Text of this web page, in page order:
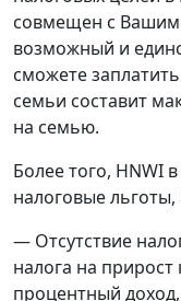
совмещен с
возможный и
сможете
семьи составит
на семью.
Более того, HNWI
налоговые
— Отсутствие
налога на прирост
процентный